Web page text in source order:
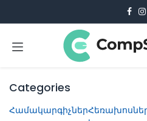
Categories
Համակարգիչներ